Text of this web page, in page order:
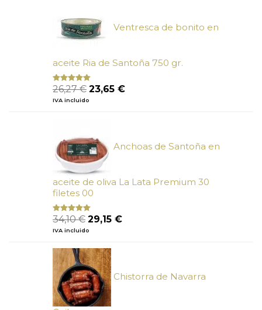
Ventresca de bonito en
aceite Ria de Santoña 750 gr.
Valorado
con
5
26,27€ El
precio
23,65 €El
IVA incluido
Anchoas de Santoña en
aceite de oliva La Lata Premium 30
filetes 00
Valorado
con
de 5
34,10€ El
precio
era:
34,10 €.
29,15 €El
IVA incluido
Chistorra de Navarra